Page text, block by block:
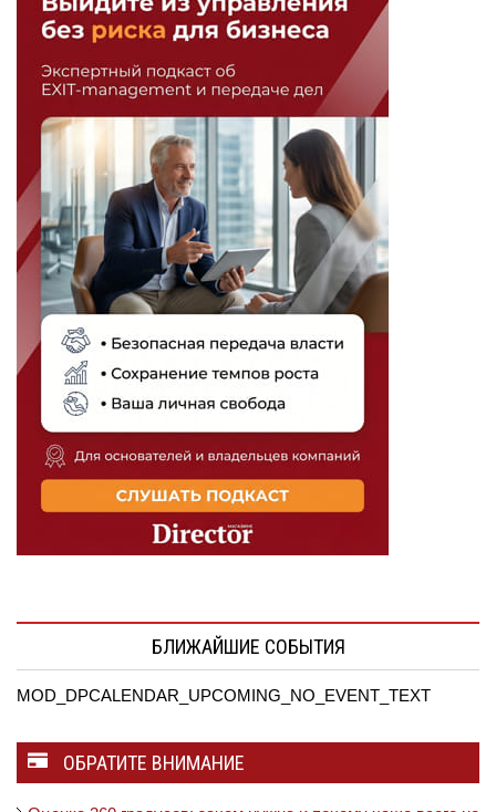
БЛИЖАЙШИЕ СОБЫТИЯ
MOD_DPCALENDAR_UPCOMING_NO_EVENT_TEXT
ОБРАТИТЕ ВНИМАНИЕ